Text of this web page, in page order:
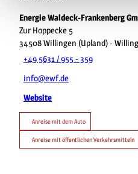
Energie Waldeck-Frankenberg
Zur Hoppecke 5
34508Willingen (Upland)-
+49 5631 / 955 - 359
info@ewf.de
Website
Anreise mit dem Auto
Anreise mit öffentlichen Verkehrsmitteln